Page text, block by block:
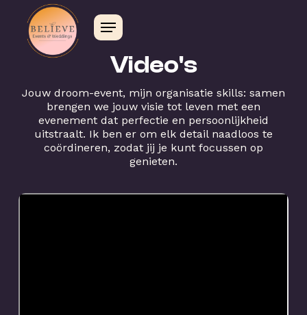
Video's
Jouw droom-event, mijn organisatie skills: samen
brengen we jouw visie tot leven met een
evenement dat perfectie en persoonlijkheid
uitstraalt. Ik ben er om elk detail naadloos te
coördineren, zodat jij je kunt focussen op
genieten.